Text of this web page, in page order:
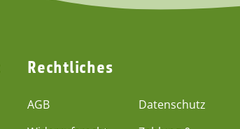
Rechtliches
AGB
Datenschutz